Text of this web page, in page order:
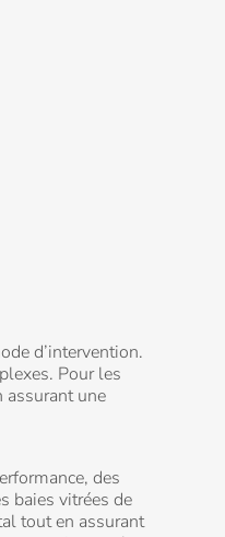
d’intervention.
Pour les
assurant une
des
baies vitrées de
tout en assurant